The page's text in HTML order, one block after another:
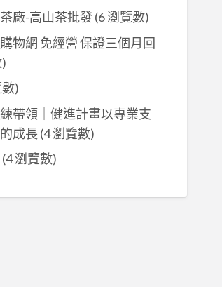
廠-高山茶批發(6 瀏覽數)
物網 免經營 保證三個月回
)
帶領｜健進計畫以專業支
成長 (4 瀏覽數)
(4 瀏覽數)